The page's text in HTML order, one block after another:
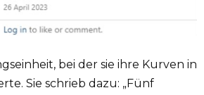
bei der sie ihre Kurven in
Sie schrieb dazu: „Fünf